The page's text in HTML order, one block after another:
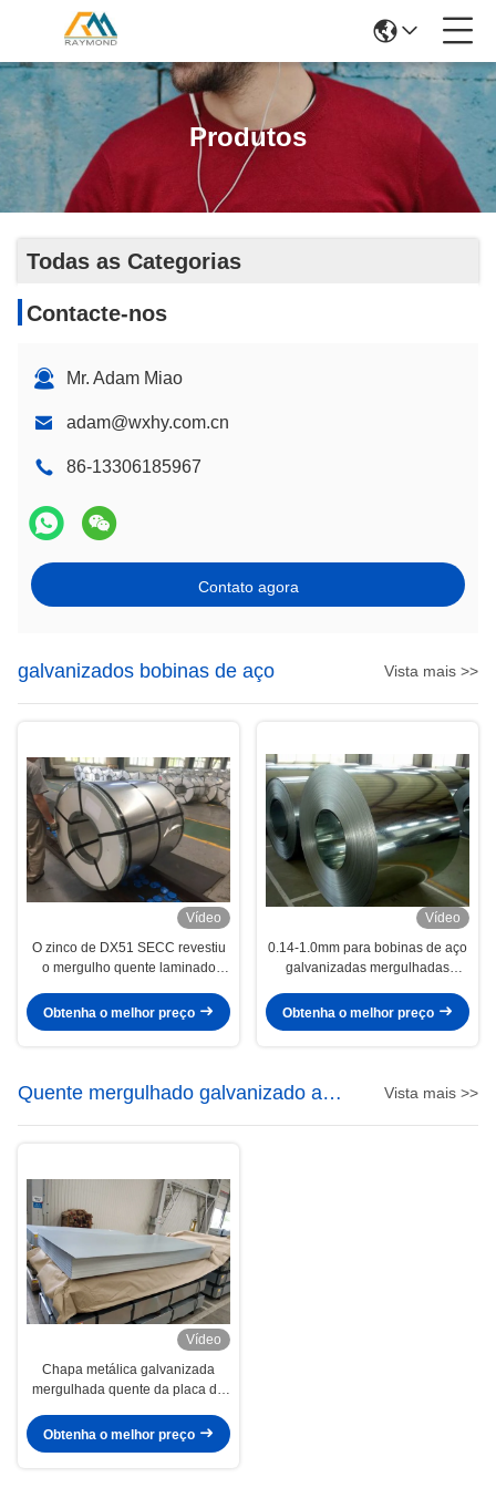
Produtos
Todas as Categorias
Contacte-nos
Mr. Adam Miao
adam@wxhy.com.cn
86-13306185967
Contato agora
galvanizados bobinas de aço Vista mais >>
Vídeo
O zinco de DX51 SECC revestiu
o mergulho quente laminado
Obtenha o melhor preço
Vídeo
0.14-1.0mm para bobinas de aço
galvanizadas mergulhadas
industriais
Obtenha o melhor preço
Quente mergulhado galvanizado aço
folha
Vista mais >>
Vídeo
Chapa metálica galvanizada
mergulhada quente da placa do
zinco G90
Obtenha o melhor preço